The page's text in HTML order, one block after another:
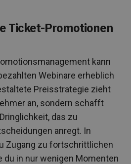
Ticket-Promotionen
kann
Webinare erheblich
Preisstrategie zieht
an, sondern schafft
das zu
anregt. In
Zugang zu fortschrittlichen
du in nur wenigen Momenten